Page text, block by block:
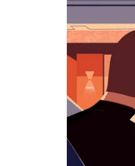
历
日
期。
退